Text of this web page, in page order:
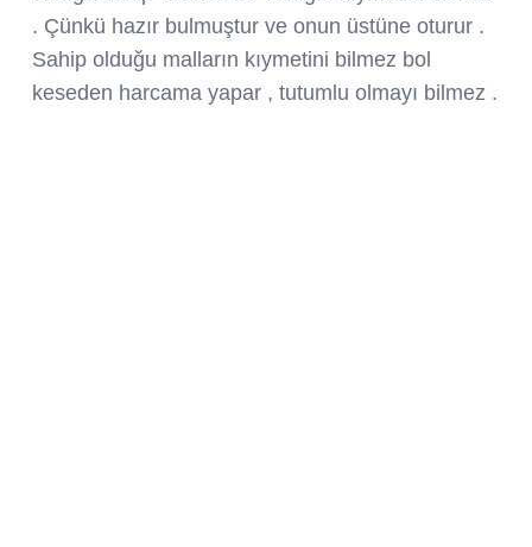
. Çünkü hazır bulmuştur ve onun üstüne oturur .
Sahip olduğu malların kıymetini bilmez bol
keseden harcama yapar , tutumlu olmayı bilmez .